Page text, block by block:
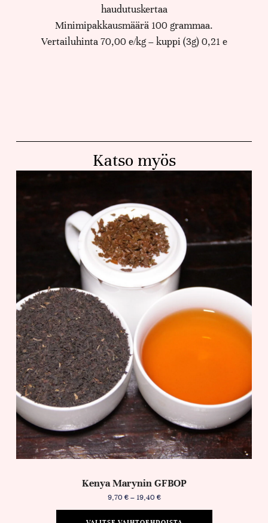
haudutuskertaa
Minimipakkausmäärä 100 grammaa.
Vertailuhinta 70,00 e/kg – kuppi (3g) 0,21 e
Katso myös
Kenya Marynin GFBOP
9,70 € – 19,40 €